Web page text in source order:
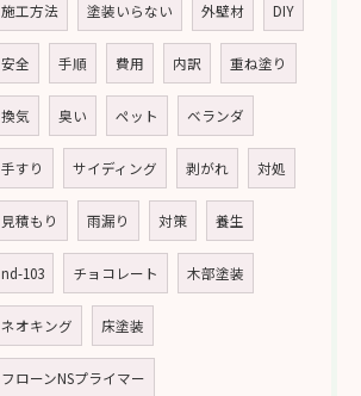
施工方法 塗装いらない 外壁材 DIY
安全 手順 費用 内訳 重ね塗り
換気 臭い ペット ベランダ
手すり サイディング 剥がれ 対処
見積もり 雨漏り 対策 養生
nd-103 チョコレート 木部塗装
ネオキング 床塗装
フローンNSプライマー